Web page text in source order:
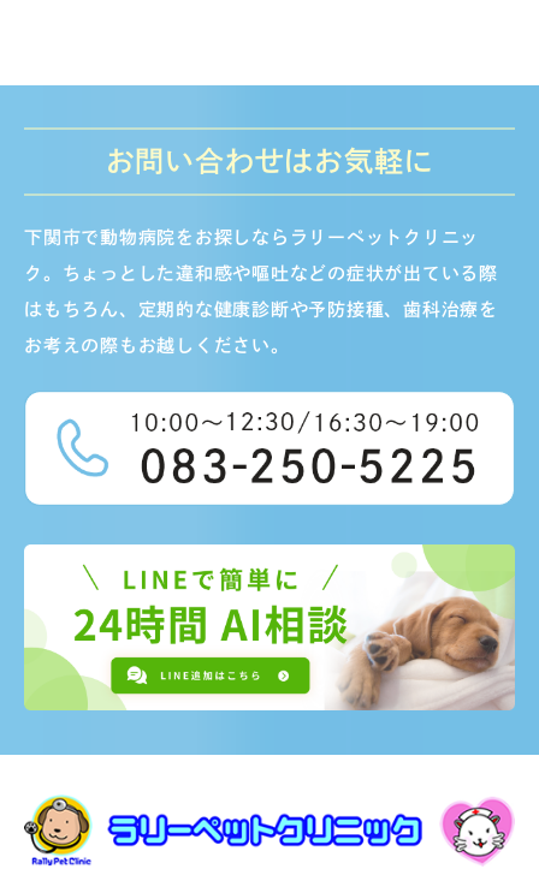
お問い合わせはお気軽に
下関市で動物病院をお探しならラリーペットクリニッ
ク。ちょっとした違和感や嘔吐などの症状が出ている際
はもちろん、定期的な健康診断や予防接種、歯科治療を
お考えの際もお越しください。